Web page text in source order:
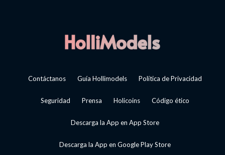
Contáctanos Guía Hollimodels Política de Privacidad
Seguridad Prensa Holicoins Código ético
Descarga la App en App Store
Descarga la App en Google Play Store